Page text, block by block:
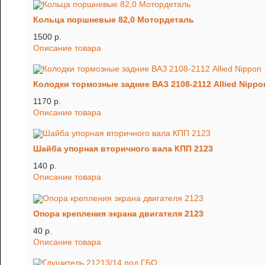
Кольца поршневые 82,0 Мотордеталь
1500 p.
Описание товара
Колодки тормозные задние ВАЗ 2108-2112 Allied
1170 p.
Описание товара
Шайба упорная вторичного вала КПП 2123
140 p.
Описание товара
Опора крепления экрана двигателя 2123
40 p.
Описание товара